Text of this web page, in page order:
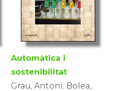
Automàtica i
sostenibilitat
Grau, Antoni; Bolea,